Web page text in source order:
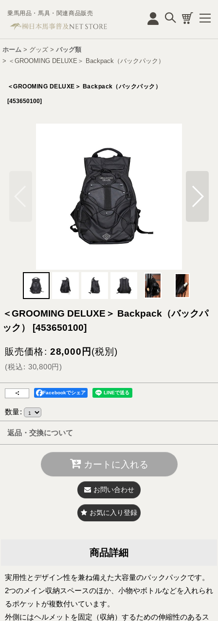
乗馬用品・馬具・関連商品販売
ホーム > グッズ > バッグ類
> ＜GROOMING DELUXE＞ Backpack（バックパック）
＜GROOMING DELUXE＞ Backpack（バックパック）
[453650100]
＜GROOMING DELUXE＞ Backpack（バックパ
ック）
[453650100]
販売価格: 28,000 円 (税別)
(税込: 30,800円)
Facebookでシェア
数量:
返品・交換について
カートに入れる
お問い合わせ
お気に入り登録
商品詳細
実用性とデザイン性を兼ね備えた大容量のバックパックです。
2つのメイン収納スペースのほか、小物やボトルなどを入れられ
るポケットが複数付いています。
外側にはヘルメットを固定（収納）するための伸縮性のあるス